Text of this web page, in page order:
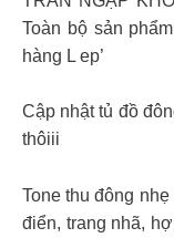
Toàn bộ sản
hàng L ep’
Cập nhật tủ đồ
thôiii
Tone thu đông
điển, trang nhã,